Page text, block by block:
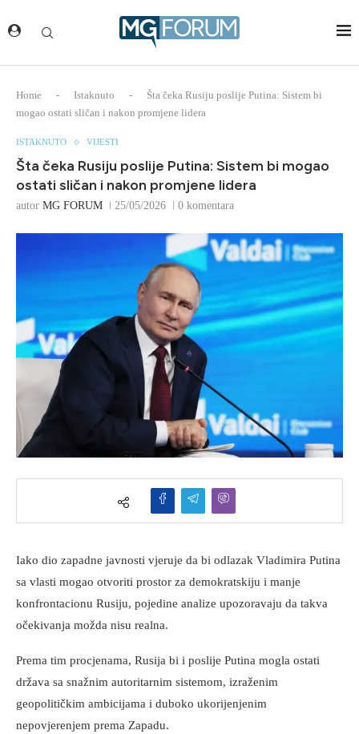
Home - Istaknuto -
Šta čeka Rusiju poslije Putina: Sistem bi
mogao ostati sličan i nakon promjene lidera
ISTAKNUTO VIJESTI
Šta čeka Rusiju poslije Putina: Sistem bi mogao
ostati sličan i nakon promjene lidera
autor MG FORUM 25/05/2026 0 komentara
Iako dio zapadne javnosti vjeruje da bi odlazak Vladimira Putina
sa vlasti mogao otvoriti prostor za demokratskiju i manje
konfrontacionu Rusiju, pojedine analize upozoravaju da takva
očekivanja možda nisu realna.
Prema tim procjenama, Rusija bi i poslije Putina mogla ostati
država sa snažnim autoritarnim sistemom, izraženim
geopolitičkim ambicijama i duboko ukorijenjenim
nepovjerenjem prema Zapadu.